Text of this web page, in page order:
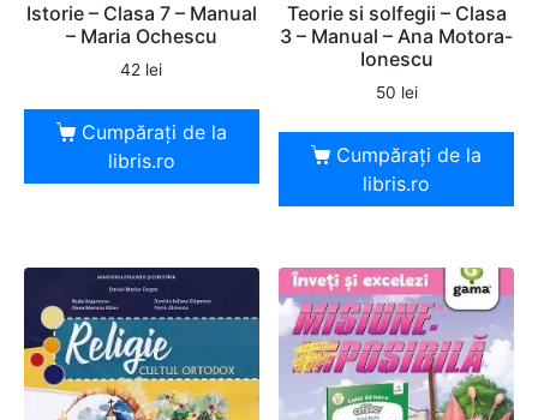
Istorie – Clasa 7 – Manual
– Maria Ochescu
42 lei
Cumpărați de la
libris.ro
Teorie si solfegii – Clasa
3 – Manual – Ana Motora-
Ionescu
50 lei
Cumpărați de la
libris.ro